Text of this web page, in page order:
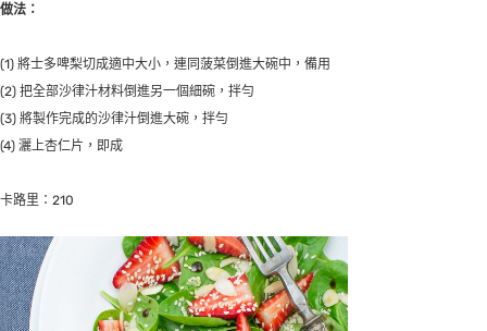
做法：
(1) 將士多啤梨切成適中大小，連同菠菜倒進大碗中，備用
(2) 把全部沙律汁材料倒進另一個細碗，拌勻
(3) 將製作完成的沙律汁倒進大碗，拌勻
(4) 灑上杏仁片，即成
卡路里：210